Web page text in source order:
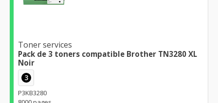
Toner services
Pack de 3 toners compatible Brother TN3280 XL
Noir
3
P3KB3280